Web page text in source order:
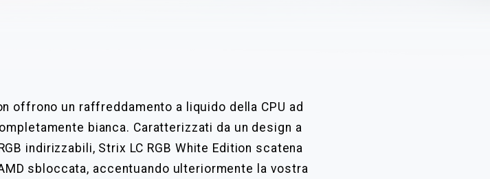
offrono un raffreddamento a liquido della CPU ad
bianca. Caratterizzati da un design a
indirizzabili, Strix LC RGB White Edition scatena
sbloccata, accentuando ulteriormente la vostra